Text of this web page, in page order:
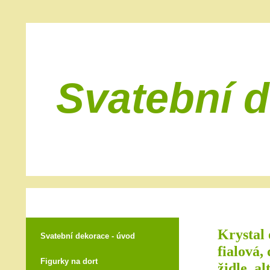
Svatební
Svatební dekorace - úvod
Figurky na dort
Krystal
fialová,